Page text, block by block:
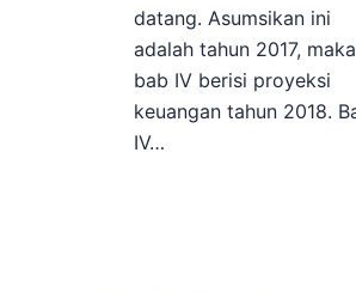
datang. Asumsikan ini
adalah tahun 2017, maka
bab IV berisi proyeksi
keuangan tahun 2018.
IV…